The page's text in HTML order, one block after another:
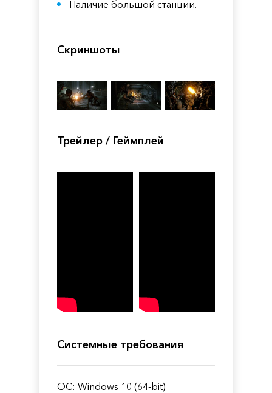
Наличие большой станции.
Скриншоты
Трейлер / Геймплей
Системные требования
ОС: Windows 10 (64-bit)